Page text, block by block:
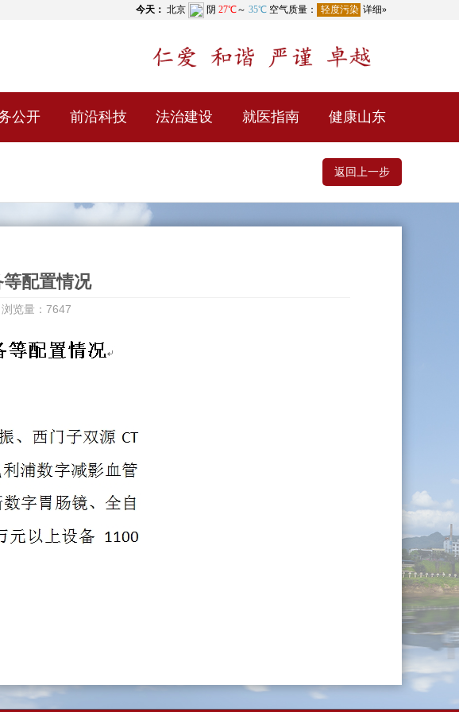
公开 前沿科技 法治建设 就医指南 健康山东
返回上一步
配置情况
浏览量：7647